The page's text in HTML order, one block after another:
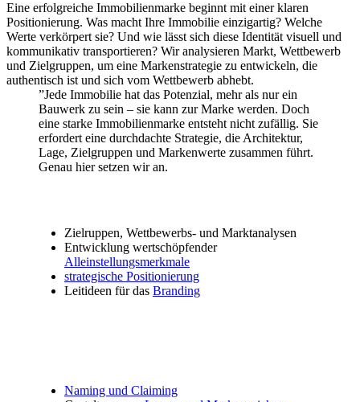
Eine erfolgreiche Immobilienmarke beginnt mit einer klaren
Positionierung. Was macht Ihre Immobilie einzigartig? Welche
Werte verkörpert sie? Und wie lässt sich diese Identität visuell und
kommunikativ transportieren? Wir analysieren Markt, Wettbewerb
und Zielgruppen, um eine Markenstrategie zu entwickeln, die
authentisch ist und sich vom Wettbewerb abhebt.
”Jede Immobilie hat das Potenzial, mehr als nur ein
Bauwerk zu sein – sie kann zur Marke werden. Doch
eine starke Immobilienmarke entsteht nicht zufällig. Sie
erfordert eine durchdachte Strategie, die Architektur,
Lage, Zielgruppen und Markenwerte zusammen führt.
Genau hier setzen wir an.
Zielruppen, Wettbewerbs- und Marktanalysen
Entwicklung wertschöpfender
Alleinstellungsmerkmale
strategische Positionierung
Leitideen für das Branding
Naming und Claiming